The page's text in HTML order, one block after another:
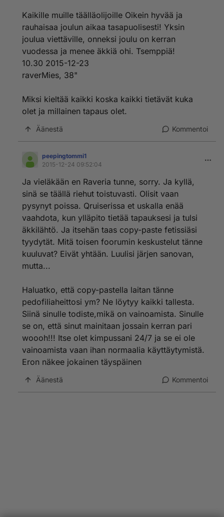
Suvaitsevainen ihminen pysyy pois kun on pride?
Tajuatko yhtään miten ristiriitaiselta tuo lause
kuulostaa? Jos ajetaan kerran seksuaalista tasa-arvoa,
kuten alkuperäinen tarkoitus oli, suvaitseva ihminen
nimenomaan osallistuu Prideen kannustuksen vuoksi ja
ilmaistakseen suvaitsevaisuutensa. Sen sijaan toiset
tapahtumasta pois. Eli sinusta todellakin Pride on
muilla ei ole asiaa.
Miksi vanhempia pitäisi homottaa? Miksei Pride voi olla
Pridellä saataisi lapsista myös suvaitsevaisia antamalla
positiivinen kuva vähemmistöistä?
Ja kyllä, olen entistä enemmän tullut tulokseen ettei
sinun suvaitsevaisuutesi koske mitään muta kuin vain
ja ainoastaan homoja. Teillä on paljon yhteistä
OllaanMiehiks kanssa, kun molemmilla on sama
asenne muisin seksuaalisuuden muotoihin
Kaikille muille täälläolijoille Oikein hyvää ja
rauhaisaa joulun aikaa tasapuolisesti! Yksin
joulua viettäville, onneksi joulu on kerran
vuodessa ja menee äkkiä ohi. Tsemppiä!
10.30 2015-12-23
raverMies, 38"
Miksi kieltää kaikki koska kaikki tietävät kuka
olet ja millainen tapaus olet.
Äänestä Kommentoi
peepingtommi1
2015-12-24 09:52:04
Ja vieläkään en Raveria tunne, sorry. Ja kyllä,
sinä se täällä riehut toistuvasti. Olisit vaan
pysynyt poissa. Qruiserissa et uskalla enää
vaahdota, kun ylläpito tietää tapauksesi ja tulsi
äkkilähtö. Ja itsehän taas copy-paste fetissiäsi
tyydytät. Mitä toisen foorumin keskustelut tänne
kuuluvat? Eivät yhtään. Luulisi järjen sanovan,
mutta...
Haluatko, että copy-pastella laitan tänne
pedofiliaheittosi ym? Ne löytyy kaikki tallesta.
Siinä sinulle todiste,mikä on vainoamista. Sinulle
se on, että sinut mainitaan jossain kerran pari
woooh!!! Itse olet kimpussani 24/7 ja se ei ole
vainoamista vaan ihan normaalia käyttäytymistä.
Eron näkee jokainen täyspäinen
Äänestä Kommentoi